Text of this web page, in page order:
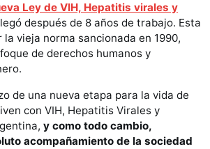
Ley de VIH, Hepatitis virales y
después de 8 años de trabajo. Esta
vieja norma sancionada en 1990,
de derechos humanos y
de una nueva etapa para la vida de
con VIH, Hepatitis Virales y
y como todo cambio,
acompañamiento de la sociedad